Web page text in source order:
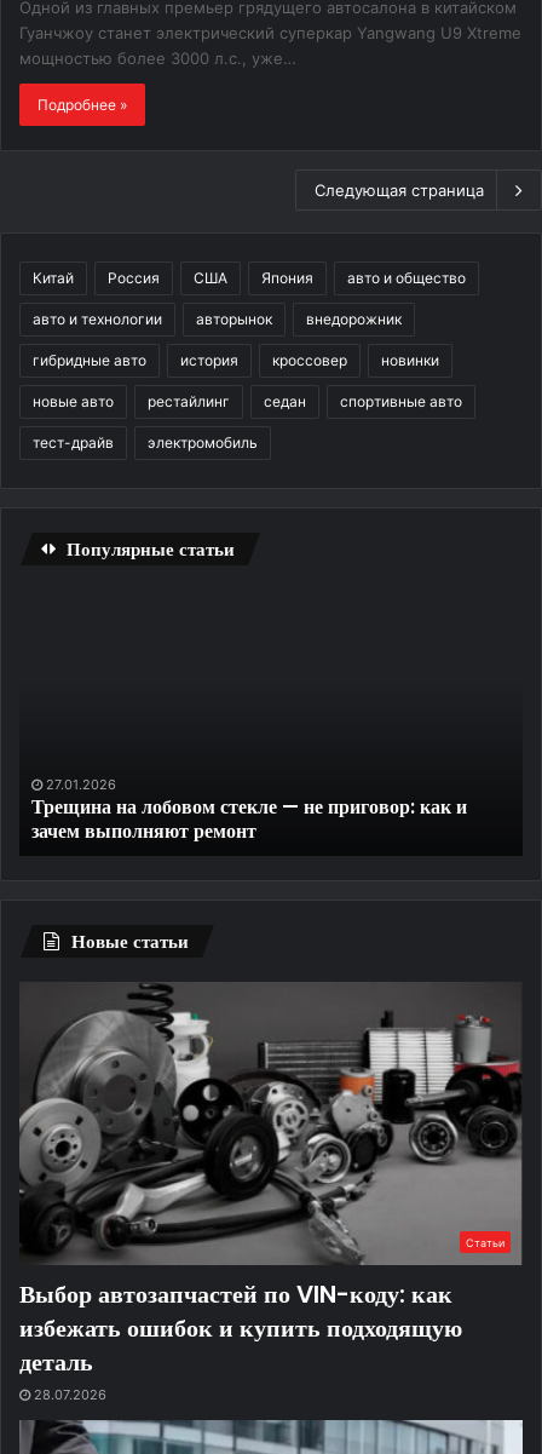
Одной из главных премьер грядущего автосалона в китайском
Гуанчжоу станет электрический суперкар Yangwang U9 Xtreme
мощностью более 3000 л.с., уже…
Подробнее »
Следующая страница
Китай Россия США Япония авто и общество
авто и технологии авторынок внедорожник
гибридные авто история кроссовер новинки
новые авто рестайлинг седан спортивные авто
тест-драйв электромобиль
Популярные статьи
как
зачем
выполняют
27.01.2026
Трещина на лобовом стекле — не приговор: как и
зачем выполняют ремонт
Новые статьи
Статьи
Выбор автозапчастей по VIN-коду: как
избежать ошибок и купить подходящую
деталь
28.07.2026